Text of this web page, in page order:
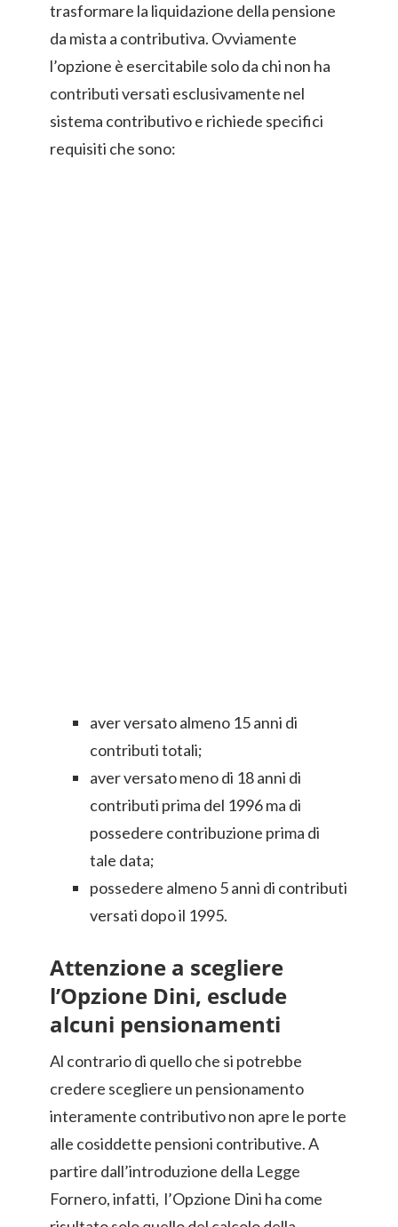
trasformare la liquidazione della pensione
da mista a contributiva. Ovviamente
l’opzione è esercitabile solo da chi non ha
contributi versati esclusivamente nel
sistema contributivo e richiede specifici
requisiti che sono:
aver versato almeno 15 anni di
contributi totali;
aver versato meno di 18 anni di
contributi prima del 1996 ma di
possedere contribuzione prima di
tale data;
possedere almeno 5 anni di contributi
versati dopo il 1995.
Attenzione a scegliere
l’Opzione Dini, esclude
alcuni pensionamenti
Al contrario di quello che si potrebbe
credere scegliere un pensionamento
interamente contributivo non apre le porte
alle cosiddette pensioni contributive. A
partire dall’introduzione della Legge
Fornero, infatti, l’Opzione Dini ha come